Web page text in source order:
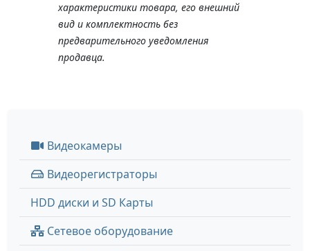
характеристики товара, его внешний
вид и комплектность без
предварительного уведомления
продавца.
Видеокамеры
Видеорегистраторы
HDD диски и SD Карты
Сетевое оборудование